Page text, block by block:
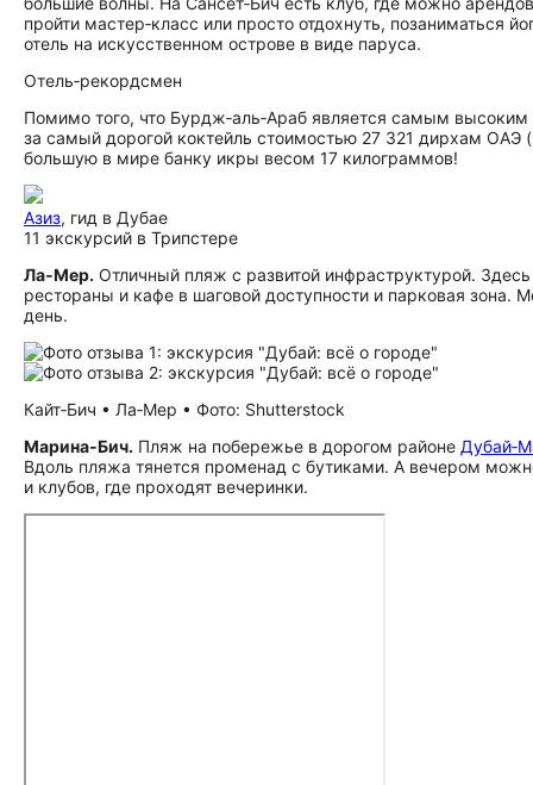
пройти мастер‑класс или просто отдохнуть, позаниматься
отель на искусственном острове в виде паруса.
Отель‑рекордсмен
Помимо того, что Бурдж‑аль‑Араб является самым
за самый дорогой коктейль стоимостью 27 321 дирхам ОАЭ
большую в мире банку икры весом 17 килограммов!
Азиз, гид в Дубае
11 экскурсий в Трипстере
Ла‑Мер. Отличный пляж с развитой инфраструктурой.
рестораны и кафе в шаговой доступности и парковая зона.
день.
Кайт‑Бич • Ла‑Мер • Фото: Shutterstock
Марина‑Бич. Пляж на побережье в дорогом районе
Вдоль пляжа тянется променад с бутиками. А вечером
и клубов, где проходят вечеринки.